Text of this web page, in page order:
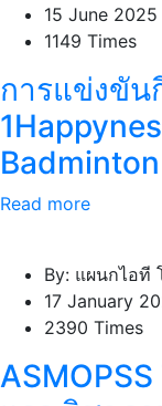
15 June 2025
1149 Times
การแข่งขัน
Read more
By: แผนกไอที
17 January
2390 Times